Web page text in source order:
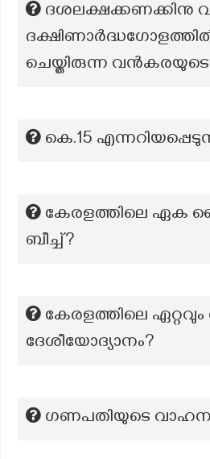
ദശലക്ഷക്കണക്കിനു
ചെയ്തിരുന്ന
കെ.15
കേരളത്തിലെ ഏക
ബീച്ച്?
കേരളത്തിലെ ഏറ്റവും
ദേശീയോദ്യാനം?
ഗണപതിയുടെ